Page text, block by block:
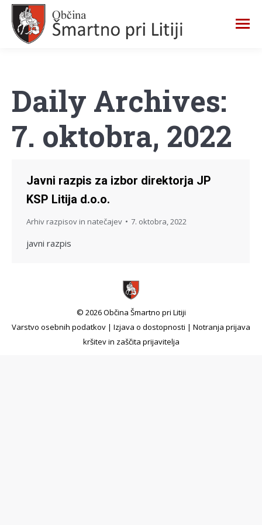
Daily Archives:
7. oktobra, 2022
Javni razpis za izbor direktorja JP
KSP Litija d.o.o.
Arhiv razpisov in natečajev 7. oktobra, 2022
javni razpis
© 2026 Občina Šmartno pri Litiji
Varstvo osebnih podatkov | Izjava o dostopnosti | Notranja prijava
kršitev in zaščita prijavitelja